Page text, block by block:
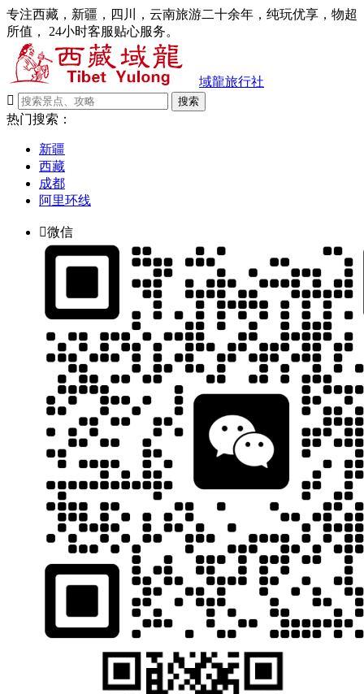
专注西藏，新疆，四川，云南旅游二十余年，纯玩优享，物超
所值， 24小时客服贴心服务。
域龍旅行社

搜索
热门搜索：
新疆
西藏
成都
阿里环线
微信